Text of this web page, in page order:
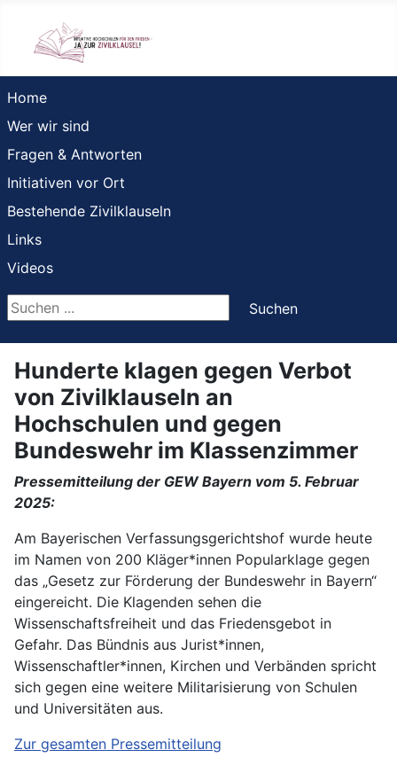
Home
Wer wir sind
Fragen & Antworten
Initiativen vor Ort
Bestehende Zivilklauseln
Links
Videos
Suchen ...
Suchen
Hunderte klagen gegen Verbot
von Zivilklauseln an
Hochschulen und gegen
Bundeswehr im Klassenzimmer
Pressemitteilung der GEW Bayern vom 5. Februar
2025:
Am Bayerischen Verfassungsgerichtshof wurde heute
im Namen von 200 Kläger*innen Popularklage gegen
das „Gesetz zur Förderung der Bundeswehr in Bayern“
eingereicht. Die Klagenden sehen die
Wissenschaftsfreiheit und das Friedensgebot in
Gefahr. Das Bündnis aus Jurist*innen,
Wissenschaftler*innen, Kirchen und Verbänden spricht
sich gegen eine weitere Militarisierung von Schulen
und Universitäten aus.
Zur gesamten Pressemitteilung